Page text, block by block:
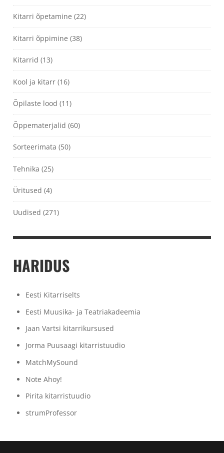
Kitarri õpetamine (22)
Kitarri õppimine (38)
Kitarrid (13)
Kool ja kitarr (16)
Õpilaste lood (11)
Õppematerjalid (60)
Sorteerimata (50)
Tehnika (25)
Üritused (4)
Uudised (271)
HARIDUS
Eesti Kitarriselts
Eesti Muusika- ja Teatriakadeemia
Jaan Vartsi kitarrikursused
Jorma Puusaagi kitarristuudio
MatchMySound
Note Ahoy!
Pirita kitarristuudio
strumProfessor